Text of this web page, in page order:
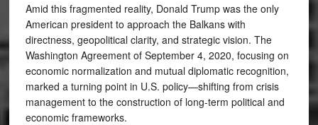
Amid this fragmented reality, Donald Trump was the only
American president to approach the Balkans with
directness, geopolitical clarity, and strategic vision. The
Washington Agreement of September 4, 2020, focusing on
economic normalization and mutual diplomatic recognition,
marked a turning point in U.S. policy—shifting from crisis
management to the construction of long-term political and
economic frameworks.